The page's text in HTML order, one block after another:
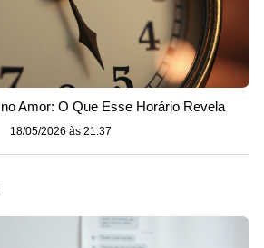
Amor: O Que Esse Horário Revela
18/05/2026 às 21:37